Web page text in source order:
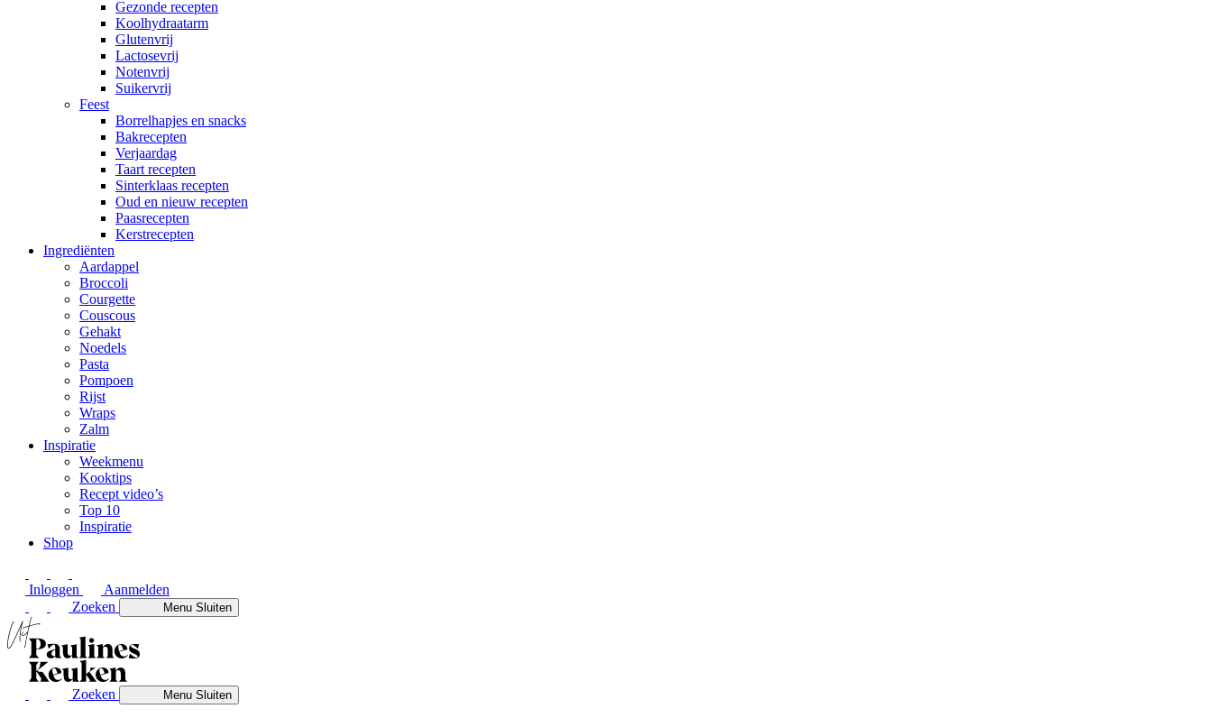
Gezonde recepten
Koolhydraatarm
Glutenvrij
Lactosevrij
Notenvrij
Suikervrij
Feest
Borrelhapjes en snacks
Bakrecepten
Verjaardag
Taart recepten
Sinterklaas recepten
Oud en nieuw recepten
Paasrecepten
Kerstrecepten
Ingrediënten
Aardappel
Broccoli
Courgette
Couscous
Gehakt
Noedels
Pasta
Pompoen
Rijst
Wraps
Zalm
Inspiratie
Weekmenu
Kooktips
Recept video’s
Top 10
Inspiratie
Shop
Inloggen
Aanmelden
Zoeken
MenuSluiten
Zoeken MenuSluiten